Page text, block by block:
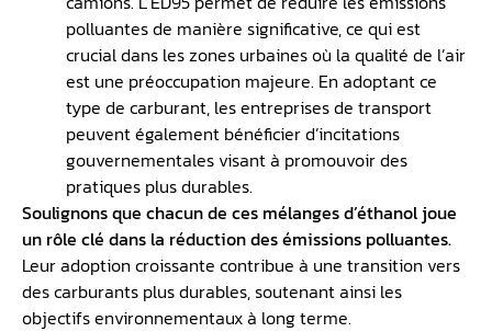
polluantes de manière significative, ce qui est
crucial dans les zones urbaines où la qualité de l’air
est une préoccupation majeure. En adoptant ce
type de carburant, les entreprises de transport
peuvent également bénéficier d’incitations
gouvernementales visant à promouvoir des
pratiques plus durables.
Soulignons que chacun de ces mélanges d’éthanol joue
un rôle clé dans la réduction des émissions polluantes.
Leur adoption croissante contribue à une transition vers
des carburants plus durables, soutenant ainsi les
objectifs environnementaux à long terme.